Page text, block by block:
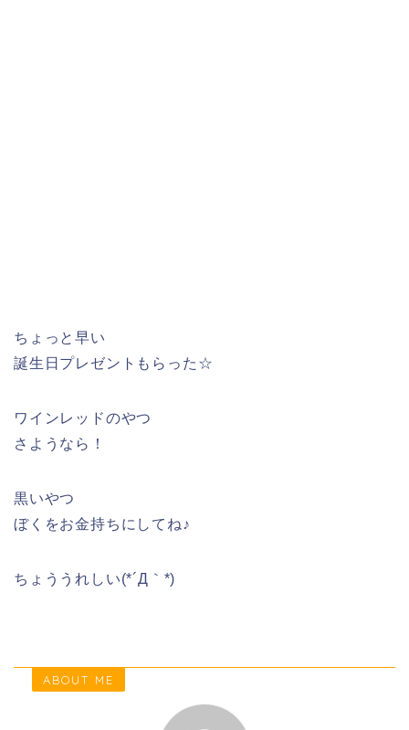
ちょっと早い
誕生日プレゼントもらった☆
ワインレッドのやつ
さようなら！
黒いやつ
ぼくをお金持ちにしてね♪
ちょううれしい(*´Д｀*)
ABOUT ME